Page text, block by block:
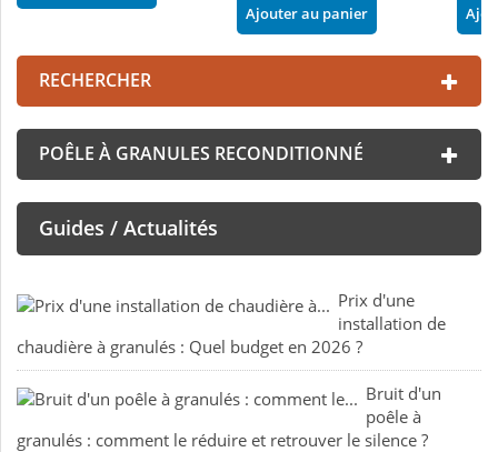
Ajouter au panier
RECHERCHER
POÊLE À GRANULES RECONDITIONNÉ
Guides / Actualités
Prix d'une
installation de
chaudière à granulés : Quel budget en 2026 ?
Bruit d'un
poêle à
granulés : comment le réduire et retrouver le silence ?